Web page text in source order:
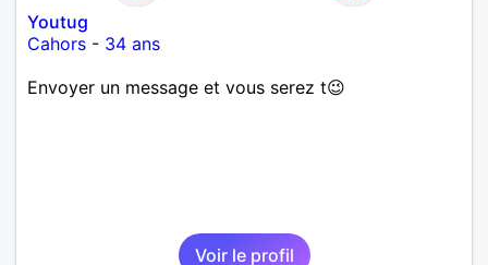
Youtug
Cahors - 34 ans
Envoyer un message et vous serez t😉
Voir le profil